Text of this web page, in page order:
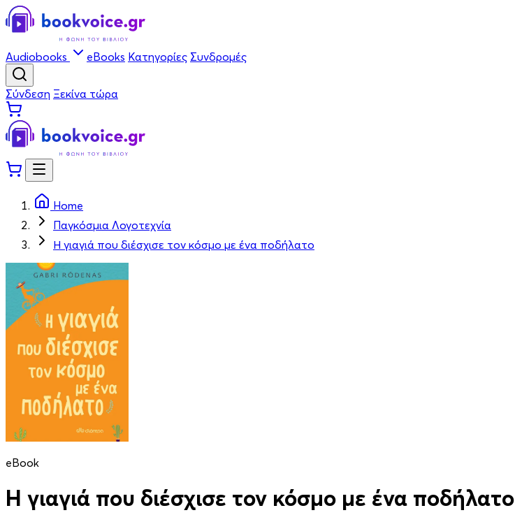
Audiobooks eBooks Κατηγορίες Συνδρομές
Σύνδεση Ξεκίνα τώρα
Home
Παγκόσμια Λογοτεχνία
Η γιαγιά που διέσχισε τον κόσμο με ένα ποδήλατο
eBook
Η γιαγιά που διέσχισε τον κόσμο με ένα ποδήλατο